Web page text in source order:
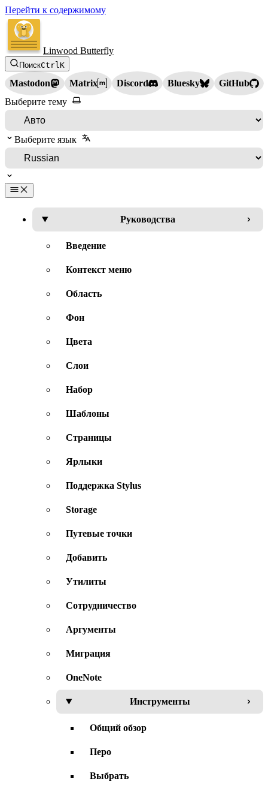
Перейти к содержимому
Linwood Butterfly
ПоискCtrlK
Mastodon Matrix Discord Bluesky
GitHub
Выберите тему
Выберите язык
Руководства
Введение
Контекст меню
Область
Фон
Цвета
Слои
Набор
Шаблоны
Страницы
Ярлыки
Поддержка Stylus
Storage
Путевые точки
Добавить
Утилиты
Сотрудничество
Аргументы
Миграция
OneNote
Инструменты
Общий обзор
Перо
Выбрать